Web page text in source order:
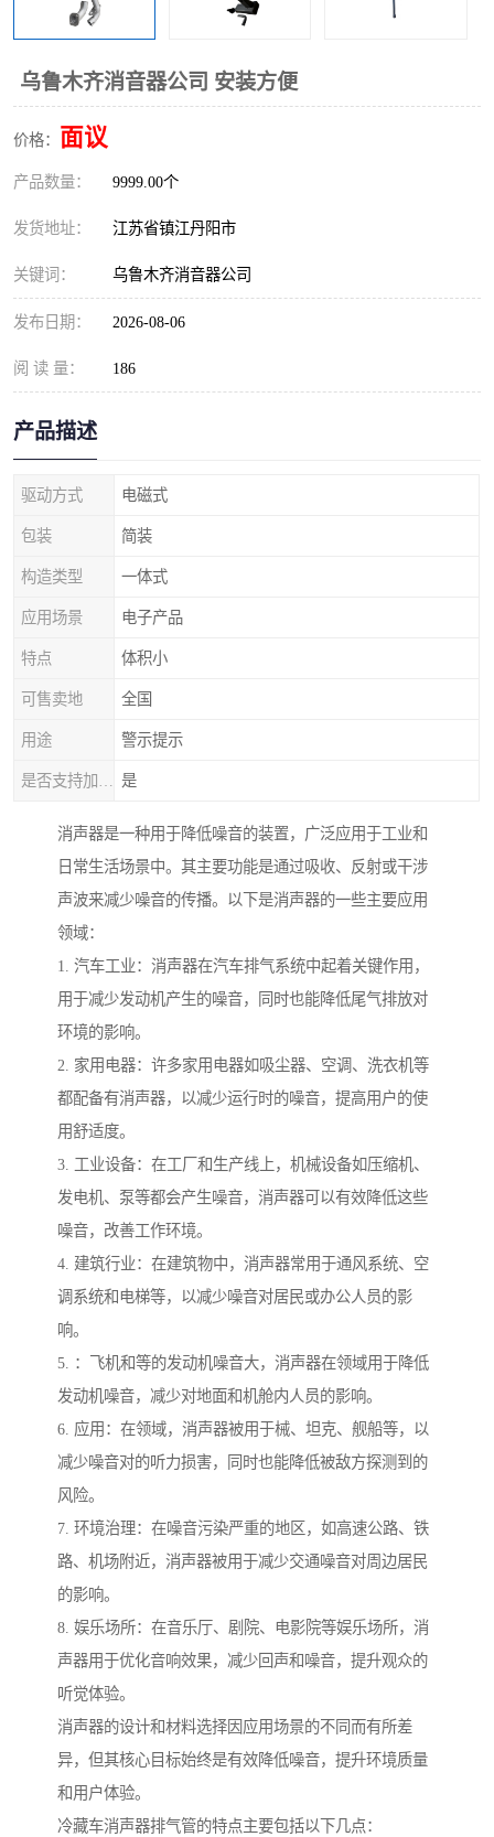
乌鲁木齐消音器公司 安装方便
价格： 面议
产品数量： 9999.00个
发货地址： 江苏省镇江丹阳市
关键词： 乌鲁木齐消音器公司
发布日期： 2026-08-06
阅 读 量： 186
产品描述
驱动方式 电磁式
包装 简装
构造类型 一体式
应用场景 电子产品
特点 体积小
可售卖地 全国
用途 警示提示
是
消声器是一种用于降低噪音的装置，广泛应用于工业和
日常生活场景中。其主要功能是通过吸收、反射或干涉
声波来减少噪音的传播。以下是消声器的一些主要应用
领域：
1. 汽车工业：消声器在汽车排气系统中起着关键作用，
用于减少发动机产生的噪音，同时也能降低尾气排放对
环境的影响。
2. 家用电器：许多家用电器如吸尘器、空调、洗衣机等
都配备有消声器，以减少运行时的噪音，提高用户的使
用舒适度。
3. 工业设备：在工厂和生产线上，机械设备如压缩机、
发电机、泵等都会产生噪音，消声器可以有效降低这些
噪音，改善工作环境。
4. 建筑行业：在建筑物中，消声器常用于通风系统、空
调系统和电梯等，以减少噪音对居民或办公人员的影
响。
5. ：飞机和等的发动机噪音大，消声器在领域用于降低
发动机噪音，减少对地面和机舱内人员的影响。
6. 应用：在领域，消声器被用于械、坦克、舰船等，以
减少噪音对的听力损害，同时也能降低被敌方探测到的
风险。
7. 环境治理：在噪音污染严重的地区，如高速公路、铁
路、机场附近，消声器被用于减少交通噪音对周边居民
的影响。
8. 娱乐场所：在音乐厅、剧院、电影院等娱乐场所，消
声器用于优化音响效果，减少回声和噪音，提升观众的
听觉体验。
消声器的设计和材料选择因应用场景的不同而有所差
异，但其核心目标始终是有效降低噪音，提升环境质量
和用户体验。
冷藏车消声器排气管的特点主要包括以下几点：